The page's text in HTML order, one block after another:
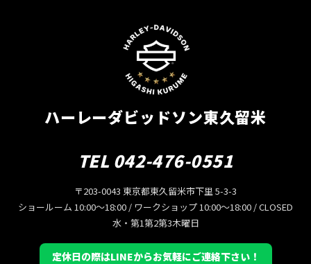
ハーレーダビッドソン東久留米
TEL 042-476-0551
〒203-0043 東京都東久留米市下里 5-3-3
ショールーム 10:00〜18:00 / ワークショップ 10:00〜18:00 / CLOSED
水・第1第2第3木曜日
定休日の際はLINEからお気軽にご連絡下さい！